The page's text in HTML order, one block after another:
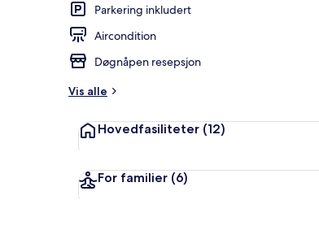
Parkering inkludert
Aircondition
Døgnåpen resepsjon
Vis alle
Hovedfasiliteter (12)
For familier (6)